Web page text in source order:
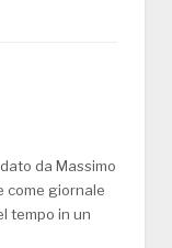
da Massimo
come giornale
tempo in un